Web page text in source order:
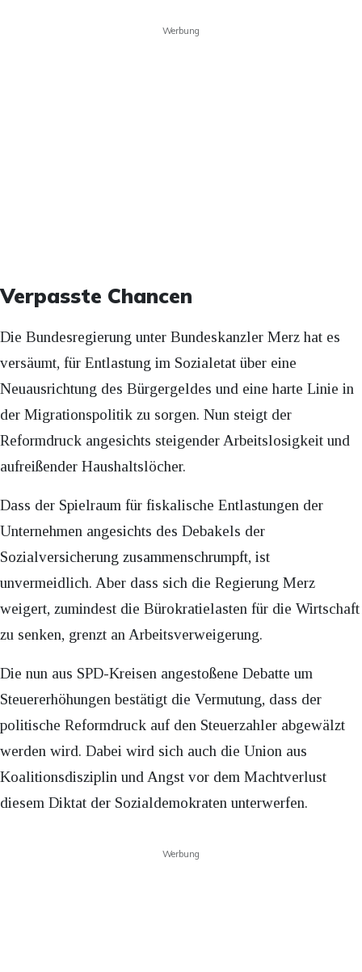
Werbung
Verpasste Chancen
Die Bundesregierung unter Bundeskanzler Merz hat es
versäumt, für Entlastung im Sozialetat über eine
Neuausrichtung des Bürgergeldes und eine harte Linie in
der Migrationspolitik zu sorgen. Nun steigt der
Reformdruck angesichts steigender Arbeitslosigkeit und
aufreißender Haushaltslöcher.
Dass der Spielraum für fiskalische Entlastungen der
Unternehmen angesichts des Debakels der
Sozialversicherung zusammenschrumpft, ist
unvermeidlich. Aber dass sich die Regierung Merz
weigert, zumindest die Bürokratielasten für die Wirtschaft
zu senken, grenzt an Arbeitsverweigerung.
Die nun aus SPD-Kreisen angestoßene Debatte um
Steuererhöhungen bestätigt die Vermutung, dass der
politische Reformdruck auf den Steuerzahler abgewälzt
werden wird. Dabei wird sich auch die Union aus
Koalitionsdisziplin und Angst vor dem Machtverlust
diesem Diktat der Sozialdemokraten unterwerfen.
Werbung